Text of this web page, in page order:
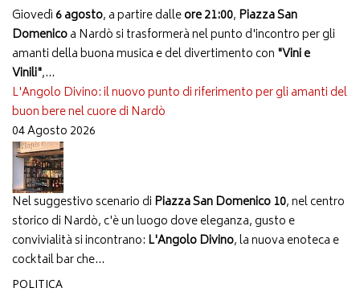
Giovedì 6 agosto, a partire dalleore 21:00, Piazza San
Domenicoa Nardò si trasformerà nel punto d'incontro per gli
amanti della buona musica e del divertimento con "Vini e
Vinili",...
L'Angolo Divino: il nuovo punto di riferimento per gli amanti del
buon bere nel cuore di Nardò
04 Agosto 2026
Nel suggestivo scenario di Piazza San Domenico 10, nel centro
storico di Nardò, c'è un luogo dove eleganza, gusto e
convivialità si incontrano: L'Angolo Divino, la nuova enoteca e
cocktail bar che...
POLITICA